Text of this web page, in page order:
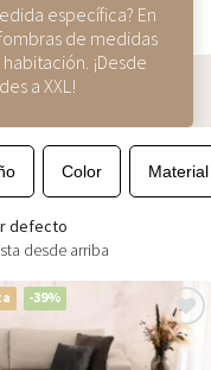
específica? En
de medidas
¡Desde
a XXL!
Color Material
defecto
desde arriba
-39%